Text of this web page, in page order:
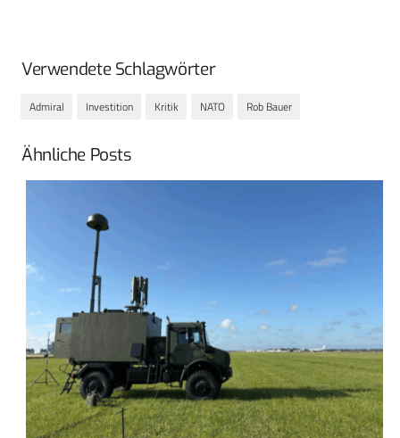
Verwendete Schlagwörter
Admiral Investition Kritik NATO Rob Bauer
Ähnliche Posts